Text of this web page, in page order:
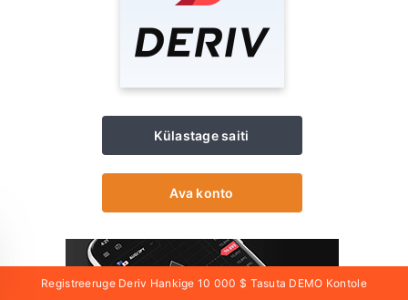
Külastage saiti
Ava konto
Registreeruge Deriv Hankige 10 000 $ Tasuta DEMO Kontole